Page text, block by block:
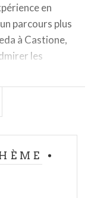
en
parcours plus
à Castione,
les
au clair de
risque,
dans tous
conditions